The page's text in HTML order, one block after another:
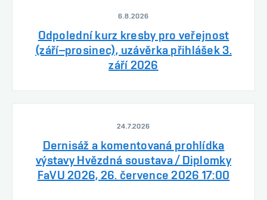
6.8.2026
Odpolední kurz kresby pro veřejnost
(září–prosinec), uzávěrka přihlášek 3.
září 2026
24.7.2026
Dernisáž a komentovaná prohlídka
výstavy Hvězdná soustava / Diplomky
FaVU 2026, 26. července 2026 17:00